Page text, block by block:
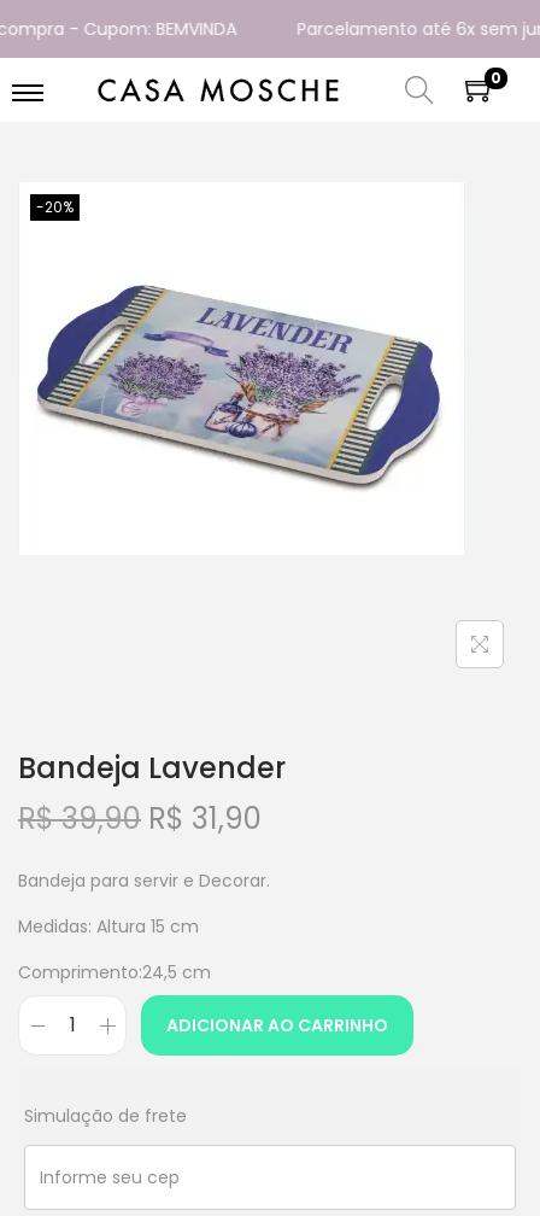
- Cupom: BEMVINDA Parcelamento até 6x sem juros
0
-20%
Bandeja Lavender
R$39,90 R$ 31,90
Bandeja para servir e Decorar.
Medidas: Altura 15 cm
Comprimento:24,5 cm
ADICIONAR AO CARRINHO
Simulação de frete